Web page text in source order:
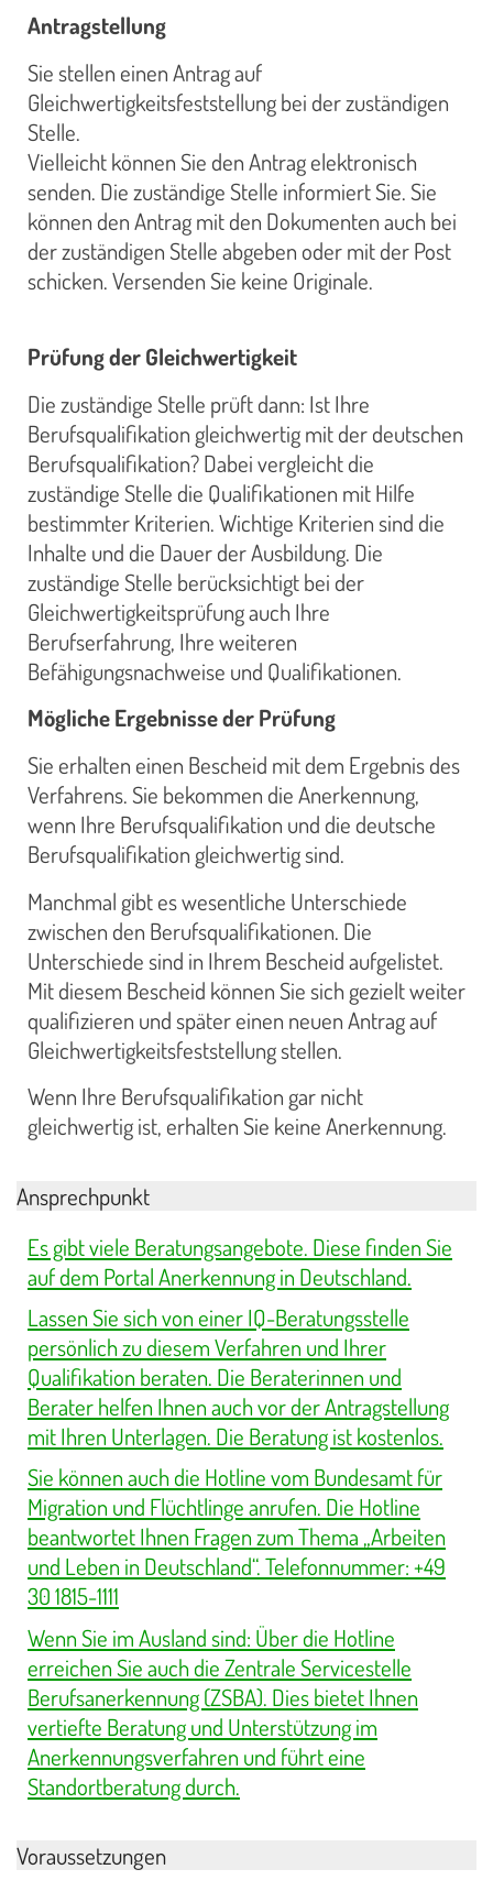
Antragstellung
Sie stellen einen Antrag auf
Gleichwertigkeitsfeststellung bei der zuständigen
Stelle.
Vielleicht können Sie den Antrag elektronisch
senden. Die zuständige Stelle informiert Sie. Sie
können den Antrag mit den Dokumenten auch bei
der zuständigen Stelle abgeben oder mit der Post
schicken. Versenden Sie keine Originale.
Prüfung der Gleichwertigkeit
Die zuständige Stelle prüft dann: Ist Ihre
Berufsqualifikation gleichwertig mit der deutschen
Berufsqualifikation? Dabei vergleicht die
zuständige Stelle die Qualifikationen mit Hilfe
bestimmter Kriterien. Wichtige Kriterien sind die
Inhalte und die Dauer der Ausbildung. Die
zuständige Stelle berücksichtigt bei der
Gleichwertigkeitsprüfung auch Ihre
Berufserfahrung, Ihre weiteren
Befähigungsnachweise und Qualifikationen.
Mögliche Ergebnisse der Prüfung
Sie erhalten einen Bescheid mit dem Ergebnis des
Verfahrens. Sie bekommen die Anerkennung,
wenn Ihre Berufsqualifikation und die deutsche
Berufsqualifikation gleichwertig sind.
Manchmal gibt es wesentliche Unterschiede
zwischen den Berufsqualifikationen. Die
Unterschiede sind in Ihrem Bescheid aufgelistet.
Mit diesem Bescheid können Sie sich gezielt weiter
qualifizieren und später einen neuen Antrag auf
Gleichwertigkeitsfeststellung stellen.
Wenn Ihre Berufsqualifikation gar nicht
gleichwertig ist, erhalten Sie keine Anerkennung.
Ansprechpunkt
Es gibt viele Beratungsangebote. Diese finden Sie
auf dem Portal Anerkennung in Deutschland.
Lassen Sie sich von einer IQ-Beratungsstelle
persönlich zu diesem Verfahren und Ihrer
Qualifikation beraten. Die Beraterinnen und
Berater helfen Ihnen auch vor der Antragstellung
mit Ihren Unterlagen. Die Beratung ist kostenlos.
Sie können auch die Hotline vom Bundesamt für
Migration und Flüchtlinge anrufen. Die Hotline
beantwortet Ihnen Fragen zum Thema „Arbeiten
und Leben in Deutschland“. Telefonnummer: +49
30 1815-1111
Wenn Sie im Ausland sind: Über die Hotline
erreichen Sie auch die Zentrale Servicestelle
Berufsanerkennung (ZSBA). Dies bietet Ihnen
vertiefte Beratung und Unterstützung im
Anerkennungsverfahren und führt eine
Standortberatung durch.
Voraussetzungen